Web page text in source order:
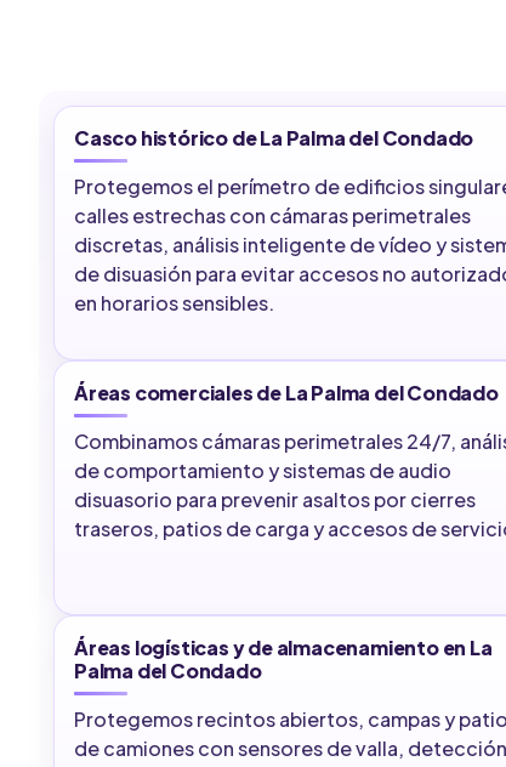
Casco histórico de La Palma del Condado
Protegemos el perímetro de edificios
calles estrechas con cámaras perimetrales
discretas, análisis inteligente de vídeo y
de disuasión para evitar accesos no
en horarios sensibles.
Áreas comerciales de La Palma del Condado
Combinamos cámaras perimetrales 24/7,
de comportamiento y sistemas de audio
disuasorio para prevenir asaltos por cierres
traseros, patios de carga y accesos de
Áreas logísticas y de almacenamiento en La
Palma del Condado
Protegemos recintos abiertos, campas y
de camiones con sensores de valla,